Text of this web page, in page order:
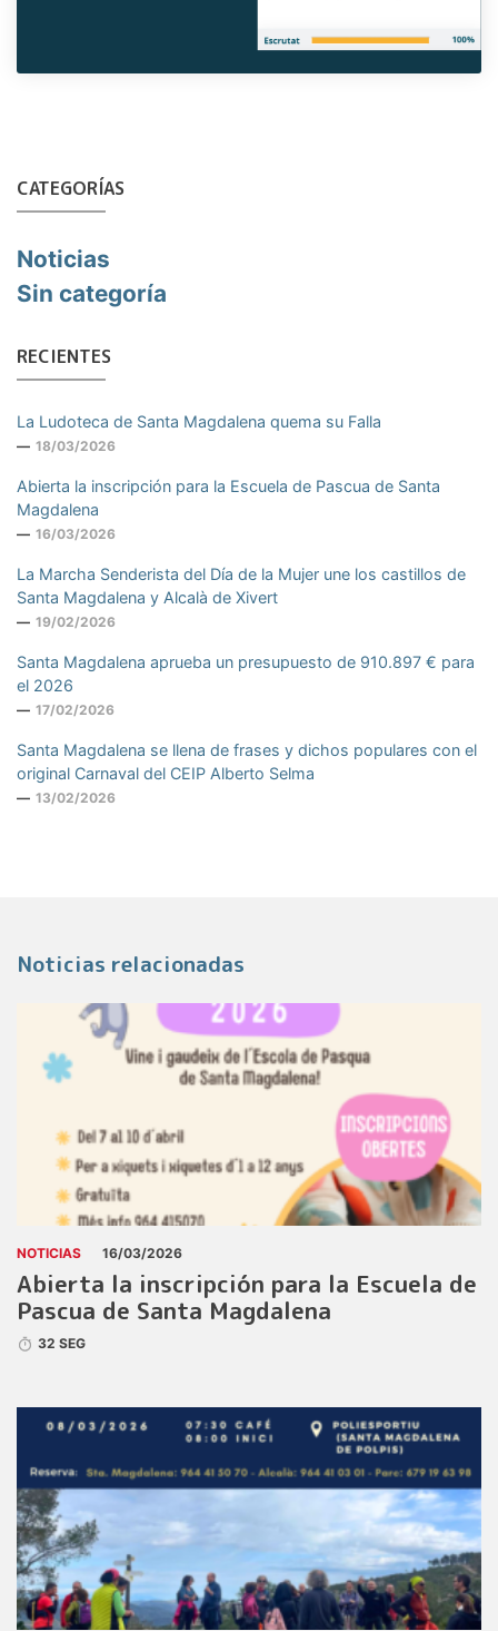
CATEGORÍAS
Noticias
Sin categoría
RECIENTES
La Ludoteca de Santa Magdalena quema su Falla
18/03/2026
Abierta la inscripción para la Escuela de Pascua de Santa
Magdalena
16/03/2026
La Marcha Senderista del Día de la Mujer une los castillos de
Santa Magdalena y Alcalà de Xivert
19/02/2026
Santa Magdalena aprueba un presupuesto de 910.897 € para
el 2026
17/02/2026
Santa Magdalena se llena de frases y dichos populares con el
original Carnaval del CEIP Alberto Selma
13/02/2026
Noticias relacionadas
NOTICIAS 16/03/2026
Abierta la inscripción para la Escuela de
Pascua de Santa Magdalena
32 SEG